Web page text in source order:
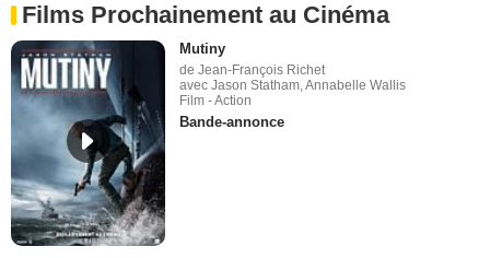
Films Prochainement au Cinéma
Mutiny
de Jean-François Richet
avec Jason Statham, Annabelle Wallis
Film - Action
Bande-annonce